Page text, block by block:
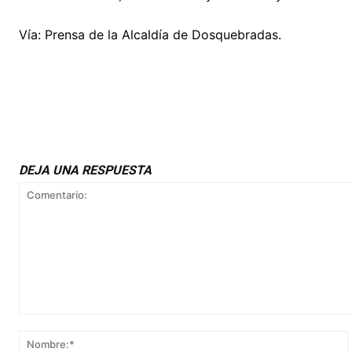
Vía: Prensa de la Alcaldía de Dosquebradas.
DEJA UNA RESPUESTA